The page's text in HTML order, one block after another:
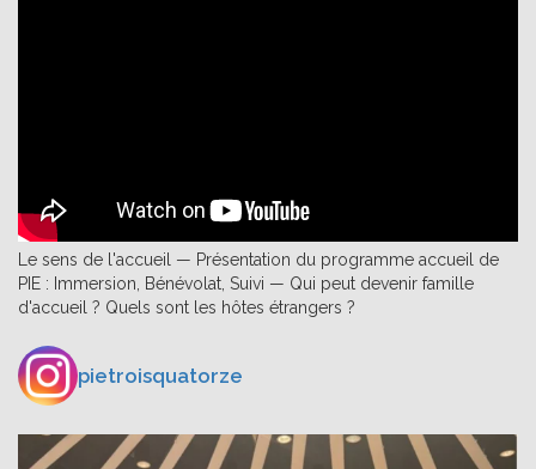
Le sens de l'accueil — Présentation du programme accueil de
PIE : Immersion, Bénévolat, Suivi — Qui peut devenir famille
d'accueil ? Quels sont les hôtes étrangers ?
pietroisquatorze